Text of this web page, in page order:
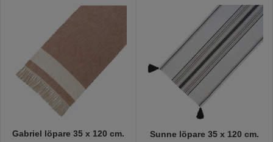
Gabriel löpare 35 x 120 cm. Sunne löpare 35 x 120 cm.